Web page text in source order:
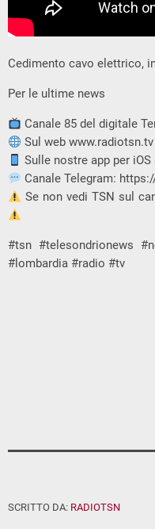
Cedimento cavo elettrico,
Per le ultime news
Canale 85 del digitale
Sul web www.radiotsn.tv
Sulle nostre app per iOS
Canale Telegram:
Se non vedi TSN sul
#tsn #telesondrionews
#lombardia #radio #tv
SCRITTO DA: RADIOTSN